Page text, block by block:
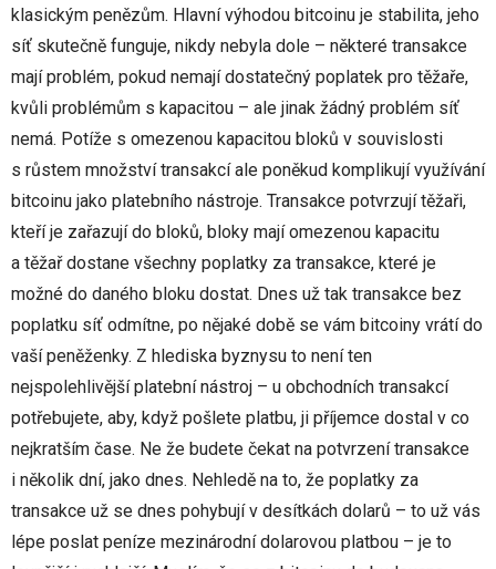
klasickým penězům. Hlavní výhodou bitcoinu je stabilita, jeho
síť skutečně funguje, nikdy nebyla dole – některé transakce
mají problém, pokud nemají dostatečný poplatek pro těžaře,
kvůli problémům s kapacitou – ale jinak žádný problém síť
nemá. Potíže s omezenou kapacitou bloků v souvislosti
s růstem množství transakcí ale poněkud komplikují využívání
bitcoinu jako platebního nástroje. Transakce potvrzují těžaři,
kteří je zařazují do bloků, bloky mají omezenou kapacitu
a těžař dostane všechny poplatky za transakce, které je
možné do daného bloku dostat. Dnes už tak transakce bez
poplatku síť odmítne, po nějaké době se vám bitcoiny vrátí do
vaší peněženky. Z hlediska byznysu to není ten
nejspolehlivější platební nástroj – u obchodních transakcí
potřebujete, aby, když pošlete platbu, ji příjemce dostal v co
nejkratším čase. Ne že budete čekat na potvrzení transakce
i několik dní, jako dnes. Nehledě na to, že poplatky za
transakce už se dnes pohybují v desítkách dolarů – to už vás
lépe poslat peníze mezinárodní dolarovou platbou – je to